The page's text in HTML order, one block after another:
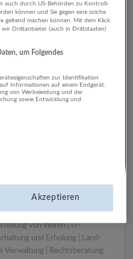
IT-
Salzburg
| Einzelhandel |
Versicherungsleistungen |
von Waren | IT-
und Erholung | Land-
Verwaltung | Rechtsberatung
auch durch US-Behörden zu Kontroll-
können und Sie gegen eine solche
geltend machen können. Mit dem Klick
wir Drittanbieter (auch in Drittstaaten)
um Folgendes
zur Identifikation
Informationen auf einem Endgerät.
von Werbeleistung und der
sowie Entwicklung und
Akzeptieren